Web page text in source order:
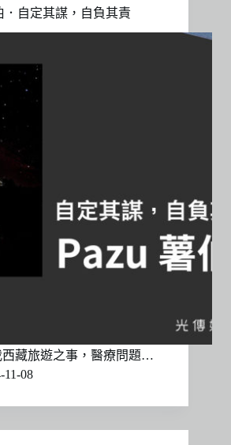
．自定其謀，自負其責
藏旅遊之事，醫療問題…
11-08